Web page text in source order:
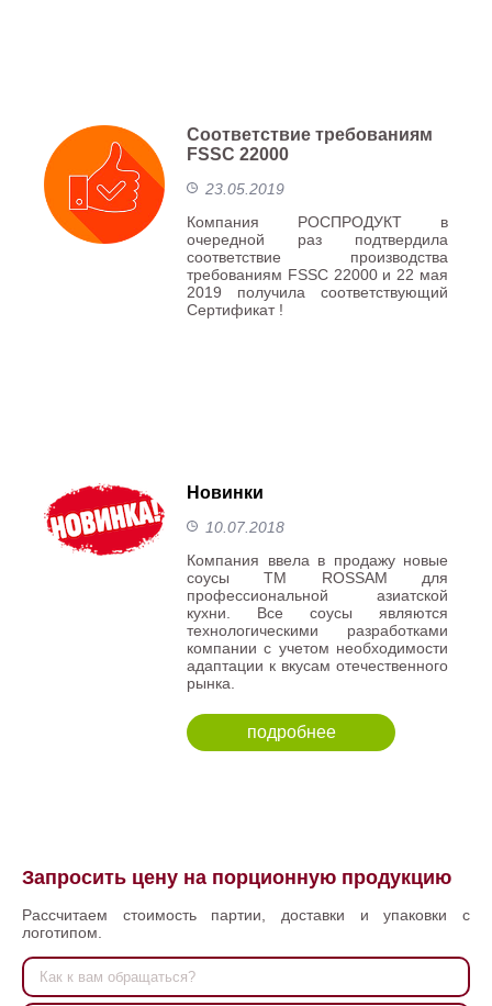
Соответствие требованиям
FSSC 22000
23.05.2019
Компания РОСПРОДУКТ в
очередной раз подтвердила
соответствие производства
требованиям FSSC 22000 и 22 мая
2019 получила соответствующий
Сертификат !
Новинки
10.07.2018
Компания ввела в продажу новые
соусы ТМ ROSSAM для
профессиональной азиатской
кухни. Все соусы являются
технологическими разработками
компании с учетом необходимости
адаптации к вкусам отечественного
рынка.
подробнее
Запросить цену на порционную продукцию
Рассчитаем стоимость партии, доставки и упаковки с
логотипом.